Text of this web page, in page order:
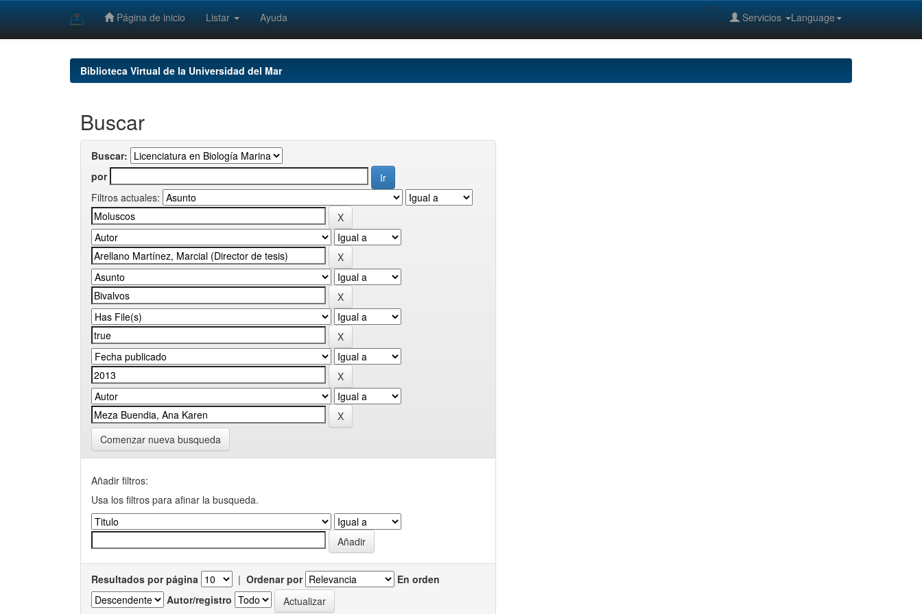
Página de inicio Listar Ayuda Language
Servicios
--%>
Biblioteca Virtual de la Universidad del Mar
Buscar
Buscar:
por
Filtros actuales:
Comenzar nueva busqueda
Añadir filtros:
Usa los filtros para afinar la busqueda.
Resultados por página | Ordenar por
En orden
Autor/registro